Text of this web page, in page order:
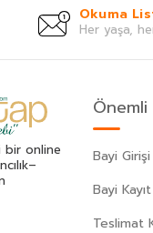
Okuma
Her yaşa,
bir online
Bayi Girişi
Bayi Kayıt
Teslimat